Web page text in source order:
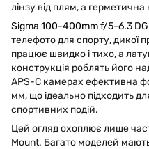
лінзу від плям, а
Sigma 100-400mm f/5-6.3 DG
телефото для спорту, дикої
працює швидко і тихо, а
конструкція роблять його
APS-C камерах ефективна
мм, що ідеально підходить
спортивних подій.
Цей огляд охоплює лише
Mount. Багато моделей